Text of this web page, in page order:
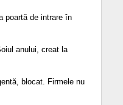
poartă de intrare în
anului, creat la
blocat. Firmele nu